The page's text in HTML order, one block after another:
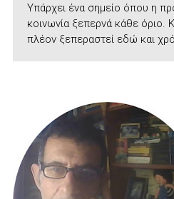
Υπάρχει ένα σημείο όπου η
κοινωνία ξεπερνά κάθε όριο.
πλέον ξεπεραστεί εδώ και